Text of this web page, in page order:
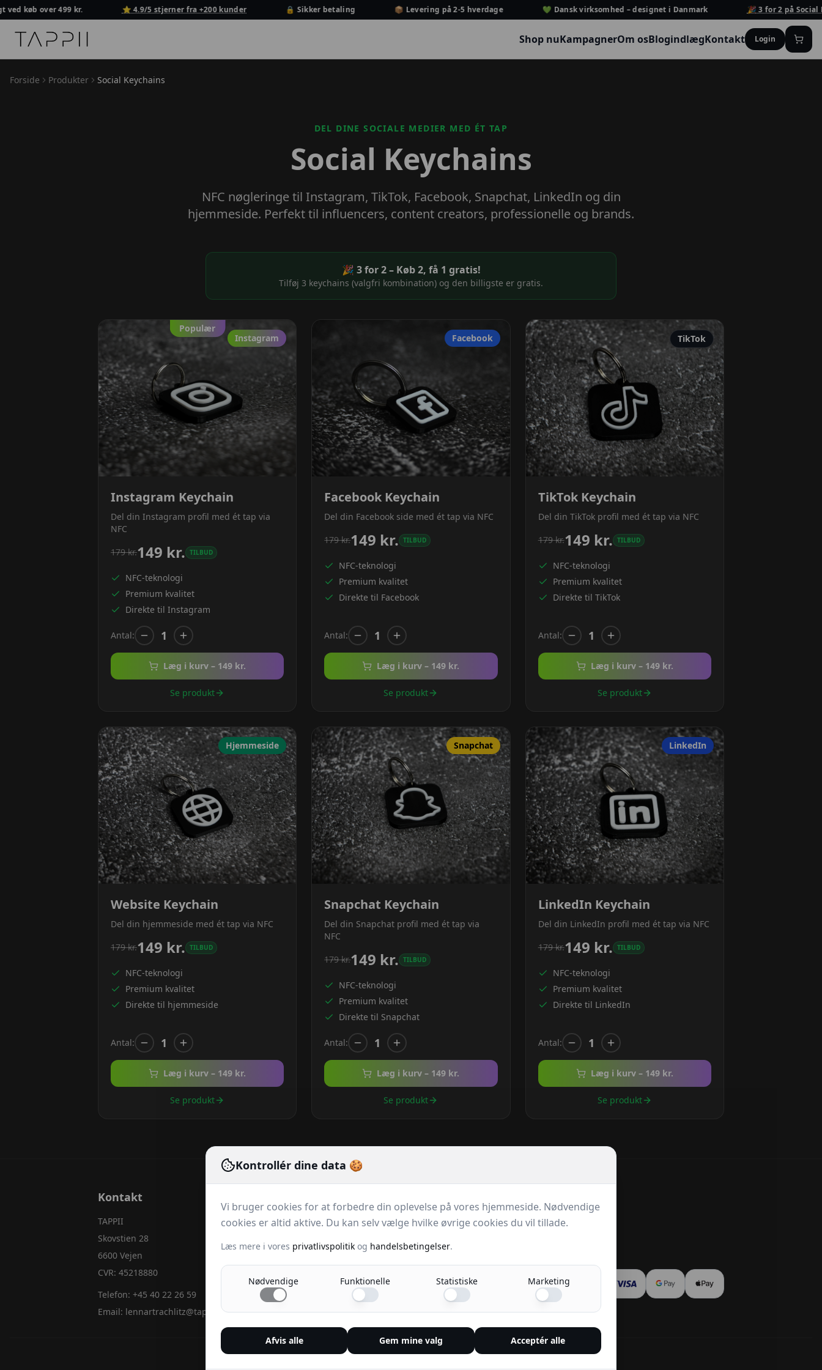
køb over 499 kr. ⭐ 4.9/5 stjerner fra +200 kunder 🔒 Sikker betaling 📦 Levering på 2-5 hverdage 💚 Dansk virksomhed – designet i Danmark 🎉 3 for 2 på Social
TAPPII - NFC Visitkort Danmark Shop nuKampagnerOm osBlogindlægKontakt Login
Forside Produkter Social Keychains
DEL DINE SOCIALE MEDIER MED ÉT TAP
Social Keychains
NFC nøgleringe til Instagram, TikTok, Facebook, Snapchat, LinkedIn og din
hjemmeside. Perfekt til influencers, content creators, professionelle og brands.
🎉 3 for 2 – Køb 2, få 1 gratis!
Tilføj 3 keychains (valgfri kombination) og den billigste er gratis.
Populær
Instagram
Instagram Keychain
Del din Instagram profil med ét tap via
NFC
179kr.149 kr. TILBUD
NFC-teknologi
Premium kvalitet
Direkte til Instagram
Antal: 1
Læg i kurv – 149 kr.
Se produkt
Facebook
Facebook Keychain
Del din Facebook side med ét tap via NFC
179kr.149 kr. TILBUD
NFC-teknologi
Premium kvalitet
Direkte til Facebook
Antal: 1
Læg i kurv – 149 kr.
Se produkt
TikTok
TikTok Keychain
Del din TikTok profil med ét tap via NFC
179kr.149 kr. TILBUD
NFC-teknologi
Premium kvalitet
Direkte til TikTok
Antal: 1
Læg i kurv – 149kr.
Se produkt
Hjemmeside
Website Keychain
Del din hjemmeside med ét tap via NFC
179kr.149 kr. TILBUD
NFC-teknologi
Premium kvalitet
Direkte til hjemmeside
Antal: 1
Læg i kurv – 149 kr.
Se produkt
Snapchat
Snapchat Keychain
Del din Snapchat profil med ét tap via
NFC
179kr.149 kr. TILBUD
NFC-teknologi
Premium kvalitet
Direkte til Snapchat
Antal: 1
Læg i kurv – 149 kr.
Se produkt
LinkedIn
LinkedIn Keychain
Del din LinkedIn profil med ét tap via NFC
179kr.149 kr. TILBUD
NFC-teknologi
Premium kvalitet
Direkte til LinkedIn
Antal: 1
Læg i kurv – 149kr.
Se produkt
Kontakt
TAPPII
Skovstien 28
6600 Vejen
CVR: 45218880
Telefon: +45 40 22 26 59
Email: lennartrachlitz@tappii.dk
Produkter
Om os
Privatlivspolitik
100% Danskejet virksomhed
Kontrollér dine data 🍪
Vi bruger cookies for at forbedre din oplevelse på vores hjemmeside. Nødvendige
cookies er altid aktive. Du kan selv vælge hvilke øvrige cookies du vil tillade.
Læs mere i vores privatlivspolitik og handelsbetingelser.
Nødvendige Funktionelle Statistiske Marketing
Afvis alle Gem mine valg Acceptér alle